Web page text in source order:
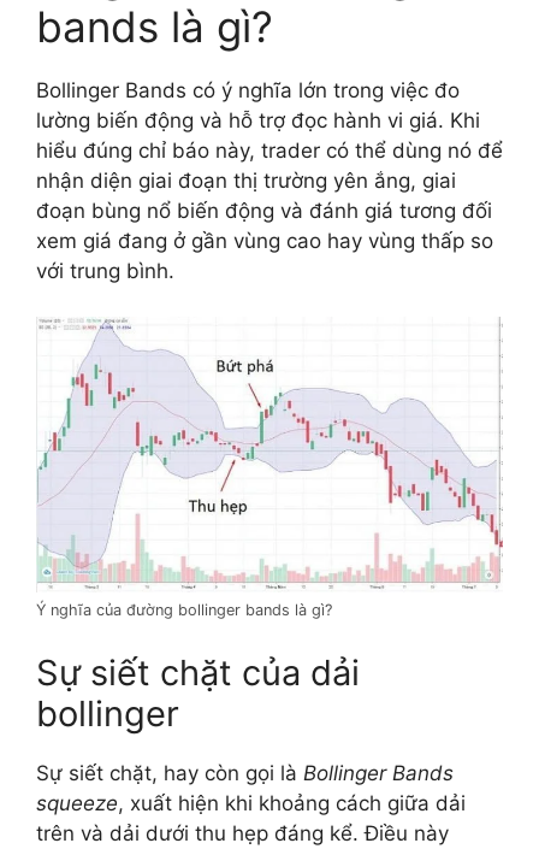
bands là gì?
Bollinger Bands có ý nghĩa lớn trong việc đo
lường biến động và hỗ trợ đọc hành vi giá. Khi
hiểu đúng chỉ báo này, trader có thể dùng nó để
nhận diện giai đoạn thị trường yên ắng, giai
đoạn bùng nổ biến động và đánh giá tương đối
xem giá đang ở gần vùng cao hay vùng thấp so
với trung bình.
Ý nghĩa của đường bollinger bands là gì?
Sự siết chặt của dải
bollinger
Sự siết chặt, hay còn gọi là Bollinger Bands
squeeze, xuất hiện khi khoảng cách giữa dải
trên và dải dưới thu hẹp đáng kể. Điều này